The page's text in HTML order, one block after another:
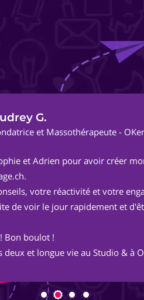
G.
et Massothérapeute -
et Adrien pour avoir créer
votre réactivité et votre
de voir le jour rapidement et
Bon boulot !
deux et longue vie au Studio & à